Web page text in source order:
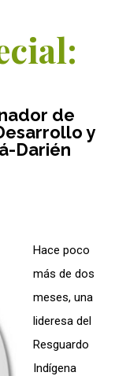
de
y
Darién
Hace poco
más de dos
meses, una
lideresa del
Resguardo
Indígena